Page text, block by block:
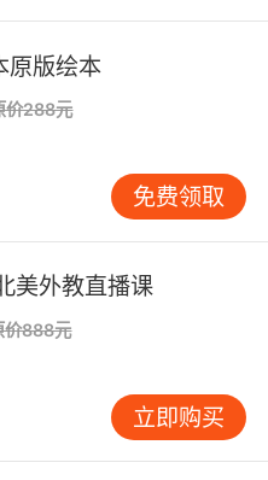
律里 语法常让家长头
”结构，孩子可能难以
形”地学习。 利用“歌
效方法。英文中许多韵
在反复中自然呈现句
on the Bus》这首歌，
等结构，孩子在
。 另一种方法是“归类
单词和句子后，可引
“I like apples.”、“He
起，问孩子：“你发
他自己总结出“第三人
主发现的规律，远比
“微环境”，让英语自然
英文环境，但完全可以
原版绘本
价288元
免费领取
美外教直播课
价888元
立即购买